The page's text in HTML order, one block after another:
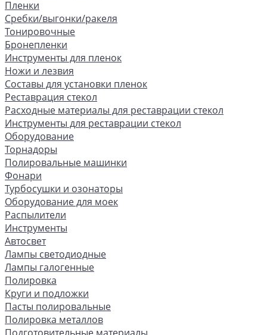
Пленки
Сребки/выгонки/ракеля
Тонировочные
Бронепленки
Инструменты для пленок
Ножи и лезвия
Составы для установки пленок
Реставрация стекол
Расходные материалы для реставрации стекол
Инструменты для реставрации стекол
Оборудование
Торнадоры
Полировальные машинки
Фонари
Турбосушки и озонаторы
Оборудование для моек
Распылители
Инструменты
Автосвет
Лампы светодиодные
Лампы галогенные
Полировка
Круги и подложки
Пасты полировальные
Полировка металлов